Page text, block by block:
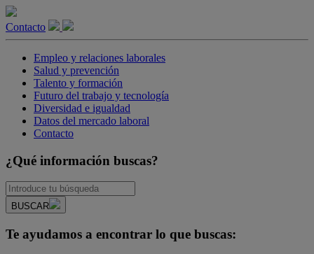
Contacto
Empleo y relaciones laborales
Salud y prevención
Talento y formación
Futuro del trabajo y tecnología
Diversidad e igualdad
Datos del mercado laboral
Contacto
¿Qué información buscas?
BUSCAR
Te ayudamos a encontrar lo que buscas: